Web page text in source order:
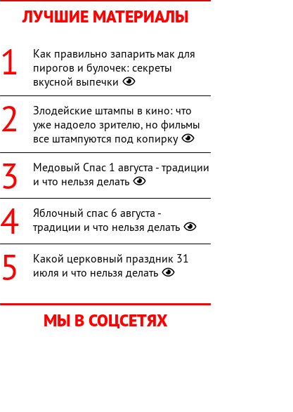
ЛУЧШИЕ МАТЕРИАЛЫ
Как правильно запарить мак для
пирогов и булочек: секреты
вкусной выпечки
Злодейские штампы в кино: что
уже надоело зрителю, но фильмы
все штампуются под копирку
Медовый Спас 1 августа - традиции
и что нельзя делать
Яблочный спас 6 августа -
традиции и что нельзя делать
Какой церковный праздник 31
июля и что нельзя делать
МЫ В СОЦСЕТЯХ